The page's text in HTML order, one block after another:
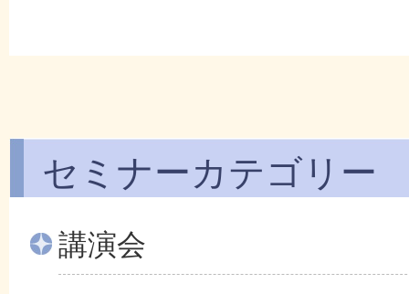
セミナーカテゴリー
講演会